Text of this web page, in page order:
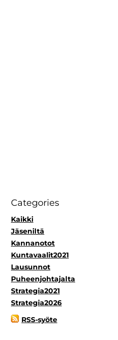
Categories
Kaikki
Jäseniltä
Kannanotot
Kuntavaalit2021
Lausunnot
Puheenjohtajalta
Strategia2021
Strategia2026
RSS-syöte